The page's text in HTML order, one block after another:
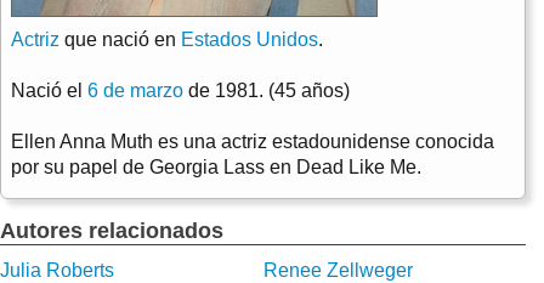
Actriz que nació en Estados Unidos.
Nació el 6 de marzo de 1981. (45 años)
Ellen Anna Muth es una actriz estadounidense conocida
por su papel de Georgia Lass en Dead Like Me.
Autores relacionados
Julia Roberts
Renee Zellweger